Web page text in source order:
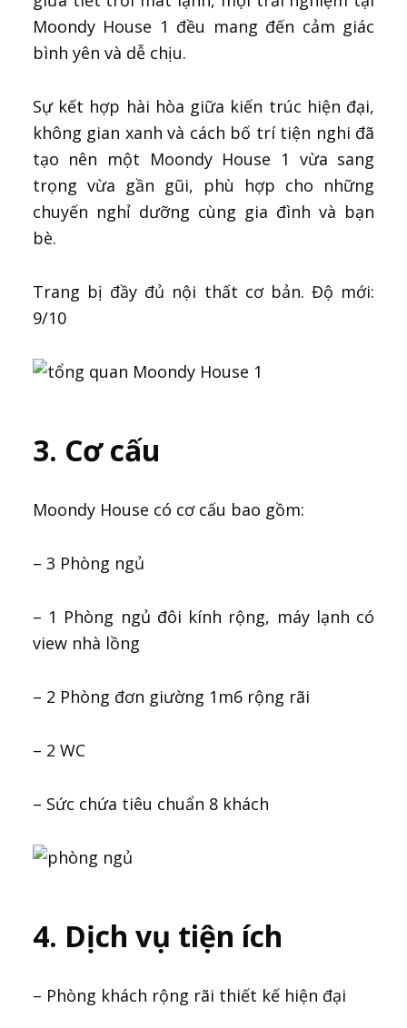
Moondy House 1 đều mang đến cảm giác
bình yên và dễ chịu.
Sự kết hợp hài hòa giữa kiến trúc hiện đại,
không gian xanh và cách bố trí tiện nghi đã
tạo nên một Moondy House 1 vừa sang
trọng vừa gần gũi, phù hợp cho những
chuyến nghỉ dưỡng cùng gia đình và bạn
bè.
Trang bị đầy đủ nội thất cơ bản. Độ mới:
9/10
3. Cơ cấu
Moondy House có cơ cấu bao gồm:
– 3 Phòng ngủ
– 1 Phòng ngủ đôi kính rộng, máy lạnh có
view nhà lồng
– 2 Phòng đơn giường 1m6 rộng rãi
– 2 WC
– Sức chứa tiêu chuẩn 8 khách
4. Dịch vụ tiện ích
– Phòng khách rộng rãi thiết kế hiện đại